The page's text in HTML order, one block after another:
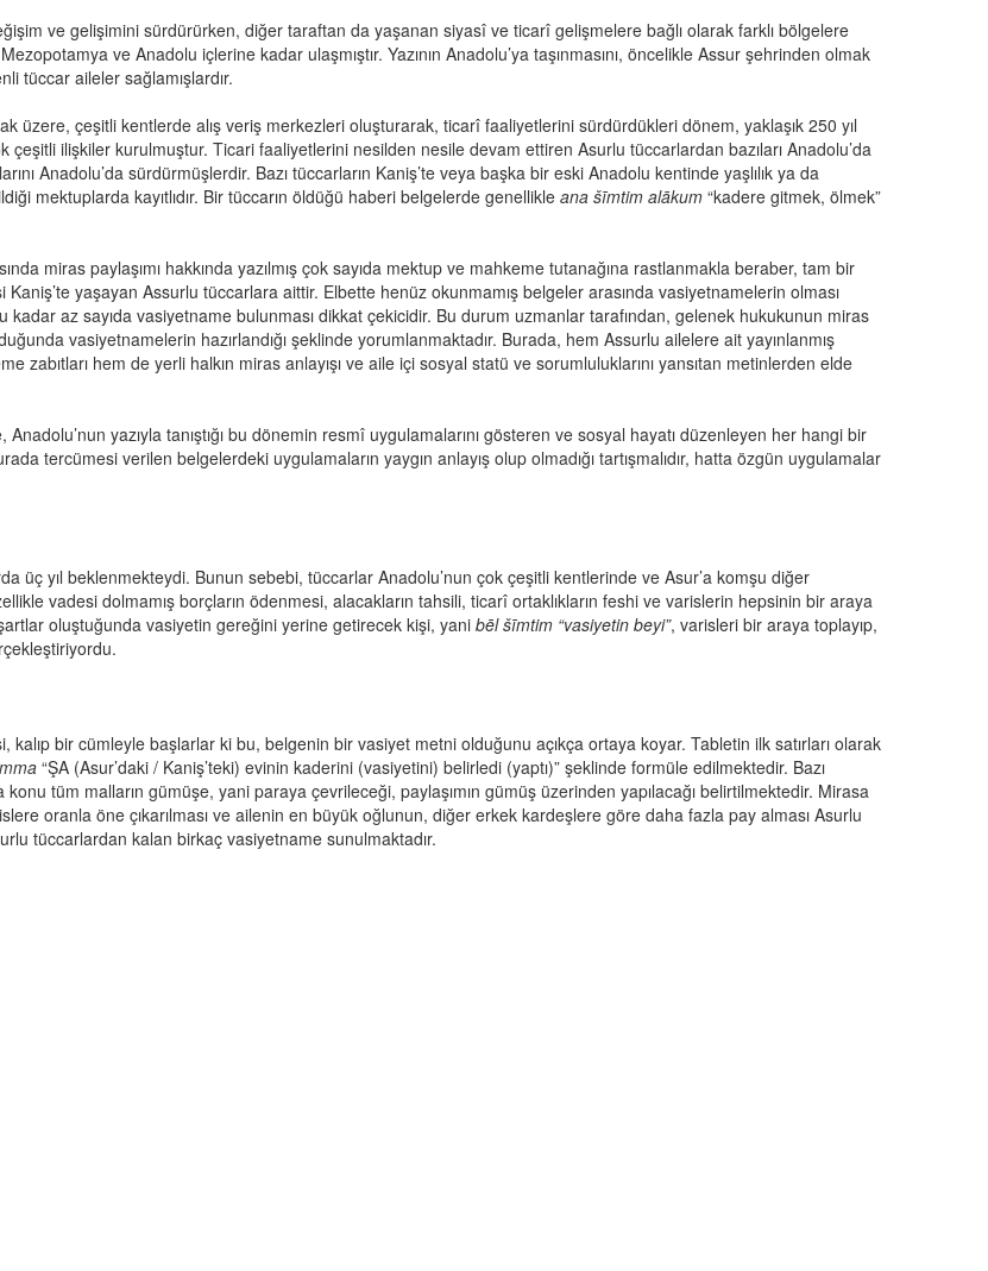
ve gelişimini sürdürürken, diğer taraftan da yaşanan siyasî ve ticarî gelişmelere bağlı olarak farklı bölgelere
Mezopotamya ve Anadolu içlerine kadar ulaşmıştır. Yazının Anadolu’ya taşınmasını, öncelikle Assur şehrinden olmak
tüccar aileler sağlamışlardır.
üzere, çeşitli kentlerde alış veriş merkezleri oluşturarak, ticarî faaliyetlerini sürdürdükleri dönem, yaklaşık 250 yıl
ilişkiler kurulmuştur. Ticari faaliyetlerini nesilden nesile devam ettiren Asurlu tüccarlardan bazıları Anadolu’da
Anadolu’da sürdürmüşlerdir. Bazı tüccarların Kaniş’te veya başka bir eski Anadolu kentinde yaşlılık ya da
mektuplarda kayıtlıdır. Bir tüccarın öldüğü haberi belgelerde genellikle ana šīmtim alākum “kadere gitmek, ölmek”
miras paylaşımı hakkında yazılmış çok sayıda mektup ve mahkeme tutanağına rastlanmakla beraber, tam bir
yaşayan Assurlu tüccarlara aittir. Elbette henüz okunmamış belgeler arasında vasiyetnamelerin olması
kadar az sayıda vasiyetname bulunması dikkat çekicidir. Bu durum uzmanlar tarafından, gelenek hukukunun miras
vasiyetnamelerin hazırlandığı şeklinde yorumlanmaktadır. Burada, hem Assurlu ailelere ait yayınlanmış
zabıtları hem de yerli halkın miras anlayışı ve aile içi sosyal statü ve sorumluluklarını yansıtan metinlerden elde
yazıyla tanıştığı bu dönemin resmî uygulamalarını gösteren ve sosyal hayatı düzenleyen her hangi bir
tercümesi verilen belgelerdeki uygulamaların yaygın anlayış olup olmadığı tartışmalıdır, hatta özgün uygulamalar
üç yıl beklenmekteydi. Bunun sebebi, tüccarlar Anadolu’nun çok çeşitli kentlerinde ve Asur’a komşu diğer
vadesi dolmamış borçların ödenmesi, alacakların tahsili, ticarî ortaklıkların feshi ve varislerin hepsinin bir araya
oluştuğunda vasiyetin gereğini yerine getirecek kişi, yani bēl šīmtim “vasiyetin beyi”, varisleri bir araya toplayıp,
bir cümleyle başlarlar ki bu, belgenin bir vasiyet metni olduğunu açıkça ortaya koyar. Tabletin ilk satırları olarak
“ŞA (Asur’daki / Kaniş’teki) evinin kaderini (vasiyetini) belirledi (yaptı)” şeklinde formüle edilmektedir. Bazı
tüm malların gümüşe, yani paraya çevrileceği, paylaşımın gümüş üzerinden yapılacağı belirtilmektedir. Mirasa
oranla öne çıkarılması ve ailenin en büyük oğlunun, diğer erkek kardeşlere göre daha fazla pay alması Asurlu
tüccarlardan kalan birkaç vasiyetname sunulmaktadır.